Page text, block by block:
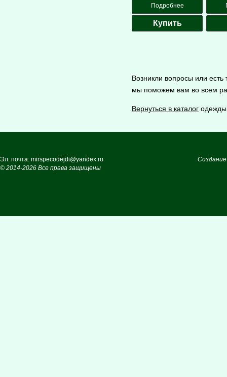
Подробнее
Купить
Возникли вопросы или
мы поможем вам во всем
Вернуться в каталог одежды
Эл. почта: mirspecodejdi@yandex.ru
© 2014-2026 Все права защищены